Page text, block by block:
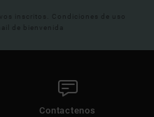
inscritos. Condiciones de uso
de bienvenida
Contactenos